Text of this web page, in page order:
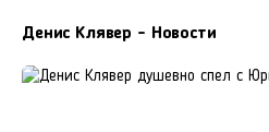
Контакты
Денис Клявер - Новости